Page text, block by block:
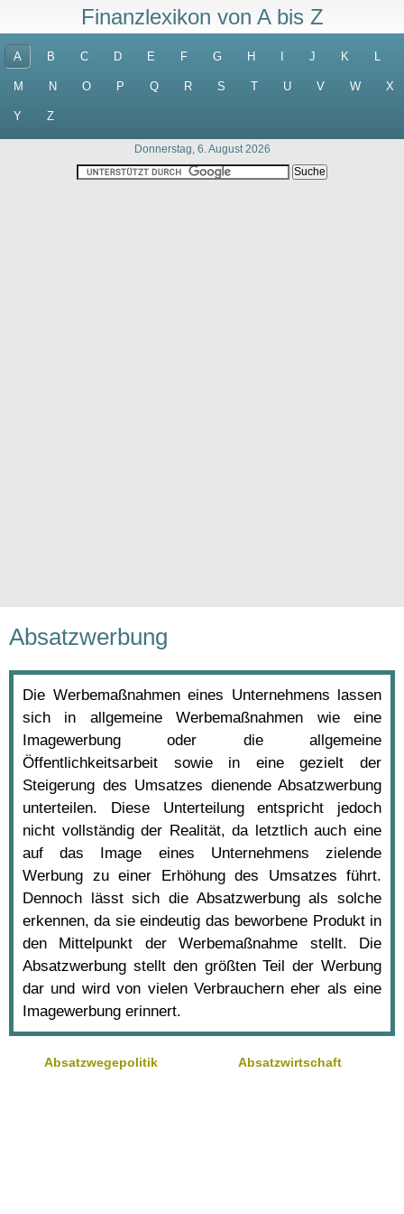
Finanzlexikon von A bis Z
A B C D E F G H J K L
M N O P Q R S T U V W X
Y Z
Donnerstag, 6. August 2026
Absatzwerbung
Die Werbemaßnahmen eines Unternehmens lassen
sich in allgemeine Werbemaßnahmen wie eine
Imagewerbung oder die allgemeine
Öffentlichkeitsarbeit sowie in eine gezielt der
Steigerung des Umsatzes dienende Absatzwerbung
unterteilen. Diese Unterteilung entspricht jedoch
nicht vollständig der Realität, da letztlich auch eine
auf das Image eines Unternehmens zielende
Werbung zu einer Erhöhung des Umsatzes führt.
Dennoch lässt sich die Absatzwerbung als solche
erkennen, da sie eindeutig das beworbene Produkt in
den Mittelpunkt der Werbemaßnahme stellt. Die
Absatzwerbung stellt den größten Teil der Werbung
dar und wird von vielen Verbrauchern eher als eine
Imagewerbung erinnert.
Absatzwegepolitik Absatzwirtschaft